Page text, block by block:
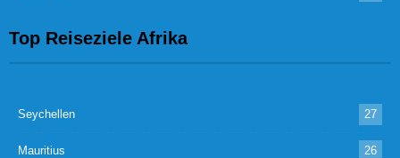
Top Reiseziele Afrika
Seychellen 27
Mauritius 26